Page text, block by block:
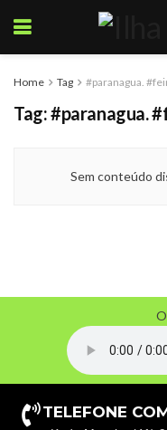
Home Tag #paranagua.
Tag:#paranagua.
Sem conteúdo
TELEFONE